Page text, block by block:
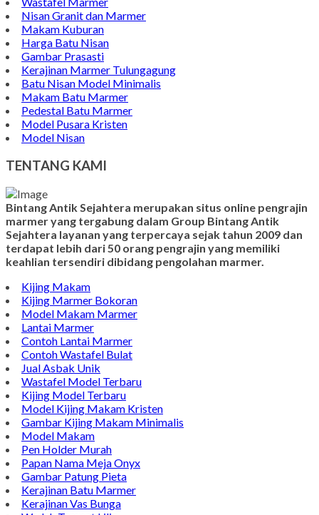
Contoh Bongpay Kristen
Contoh Vandel Marmer
Makam Marmer Islam
Prasasti Marmer Jumbo
Contoh Nisan Model Muslim
Batu Nisan Minimalis
Kijing Makam Marmer
Contoh Makam Granit
Kijing Islam Marmer
Prasasti Nisan
Makam Marmer
Contoh Prasasti Peresmian
Wastafel Marmer
Makam Kuburan
Harga Batu Nisan
Gambar Prasasti
Kerajinan Marmer Tulungagung
Batu Nisan Model Minimalis
Makam Batu Marmer
Pedestal Batu Marmer
Model Pusara Kristen
Model Nisan
TENTANG KAMI
Bintang Antik Sejahtera merupakan situs online pengrajin
marmer yang tergabung dalam Group Bintang Antik
Sejahtera layanan yang terpercaya sejak tahun 2009 dan
terdapat lebih dari 50 orang pengrajin yang memiliki
keahlian tersendiri dibidang pengolahan marmer.
Kijing Makam
Kijing Marmer Bokoran
Model Makam Marmer
Lantai Marmer
Contoh Lantai Marmer